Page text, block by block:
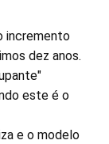
incremento
dez anos.
este é o
e o modelo